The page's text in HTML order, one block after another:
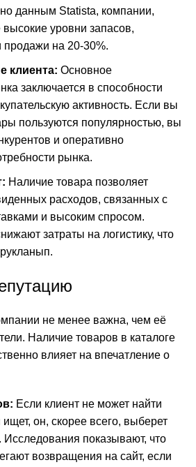
данным Statista, компании,
уровни запасов,
продажи на 20-30%.
клиента: Основное
заключается в способности
активность. Если вы
пользуются популярностью, вы
и оперативно
рынка.
Наличие товара позволяет
расходов, связанных с
и высоким спросом.
затраты на логистику, что
не менее важна, чем её
Наличие товаров в каталоге
влияет на впечатление о
Если клиент не может найти
он, скорее всего, выберет
Исследования показывают, что
возвращения на сайт, если